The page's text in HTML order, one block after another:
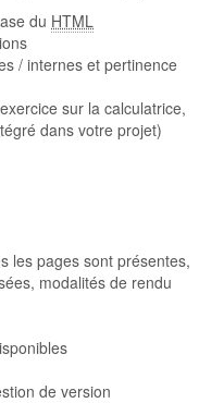
du HTML
/ internes et pertinence
sur la calculatrice,
dans votre projet)
les pages sont présentes,
modalités de rendu
de version